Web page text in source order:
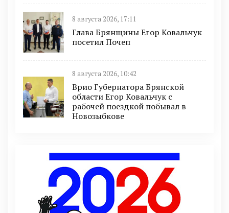
8 августа 2026, 17:11
Глава Брянщины Егор Ковальчук
посетил Почеп
8 августа 2026, 10:42
Врио Губернатора Брянской
области Егор Ковальчук с
рабочей поездкой побывал в
Новозыбкове